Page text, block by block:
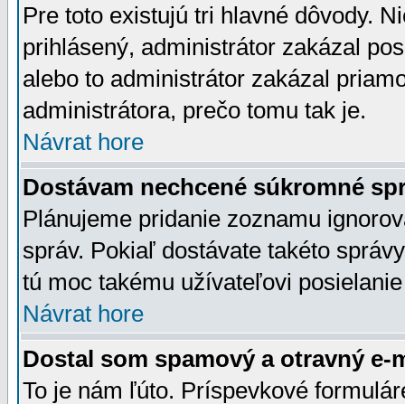
Pre toto existujú tri hlavné dôvody.
prihlásený, administrátor zakázal
alebo to administrátor zakázal
administrátora, prečo tomu tak je.
Návrat hore
Dostávam nechcené súkromné
Plánujeme pridanie zoznamu
správ. Pokiaľ dostávate takéto
tú moc takému užívateľovi
Návrat hore
Dostal som spamový a otravný e-
To je nám ľúto. Príspevkové